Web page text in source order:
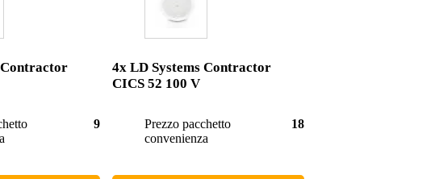
Contractor
92,00 €
4x LD Systems Contractor
CICS 52 100 V
Prezzo pacchetto
convenienza
184,00 €